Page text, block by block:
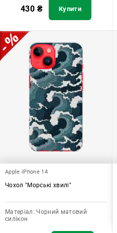
430 ₴ Купити
Apple iPhone 14
Чохол "Морські хвилі"
Матеріал: Чорний матовий
силікон